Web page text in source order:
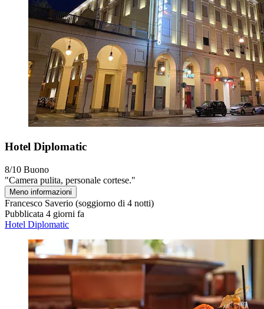
Hotel Diplomatic
8/10 Buono
"Camera pulita, personale cortese."
Meno informazioni
Francesco Saverio (soggiorno di 4 notti)
Pubblicata 4 giorni fa
Hotel Diplomatic